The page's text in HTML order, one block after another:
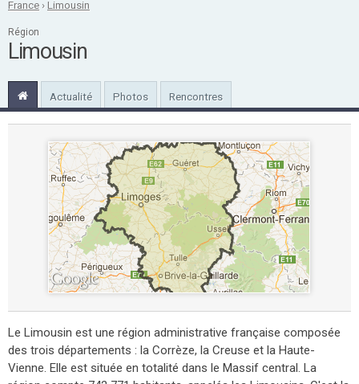
France ›Limousin
Région
Limousin
Actualité Photos Rencontres
Le Limousin est une région administrative française composée
des trois départements : la Corrèze, la Creuse et la Haute-
Vienne. Elle est située en totalité dans le Massif central. La